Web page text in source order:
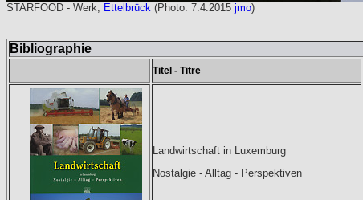
STARFOOD - Werk, Ettelbrück (Photo: 7.4.2015 jmo)
Bibliographie
Titel - Titre
Landwirtschaft in Luxemburg
Nostalgie - Alltag - Perspektiven